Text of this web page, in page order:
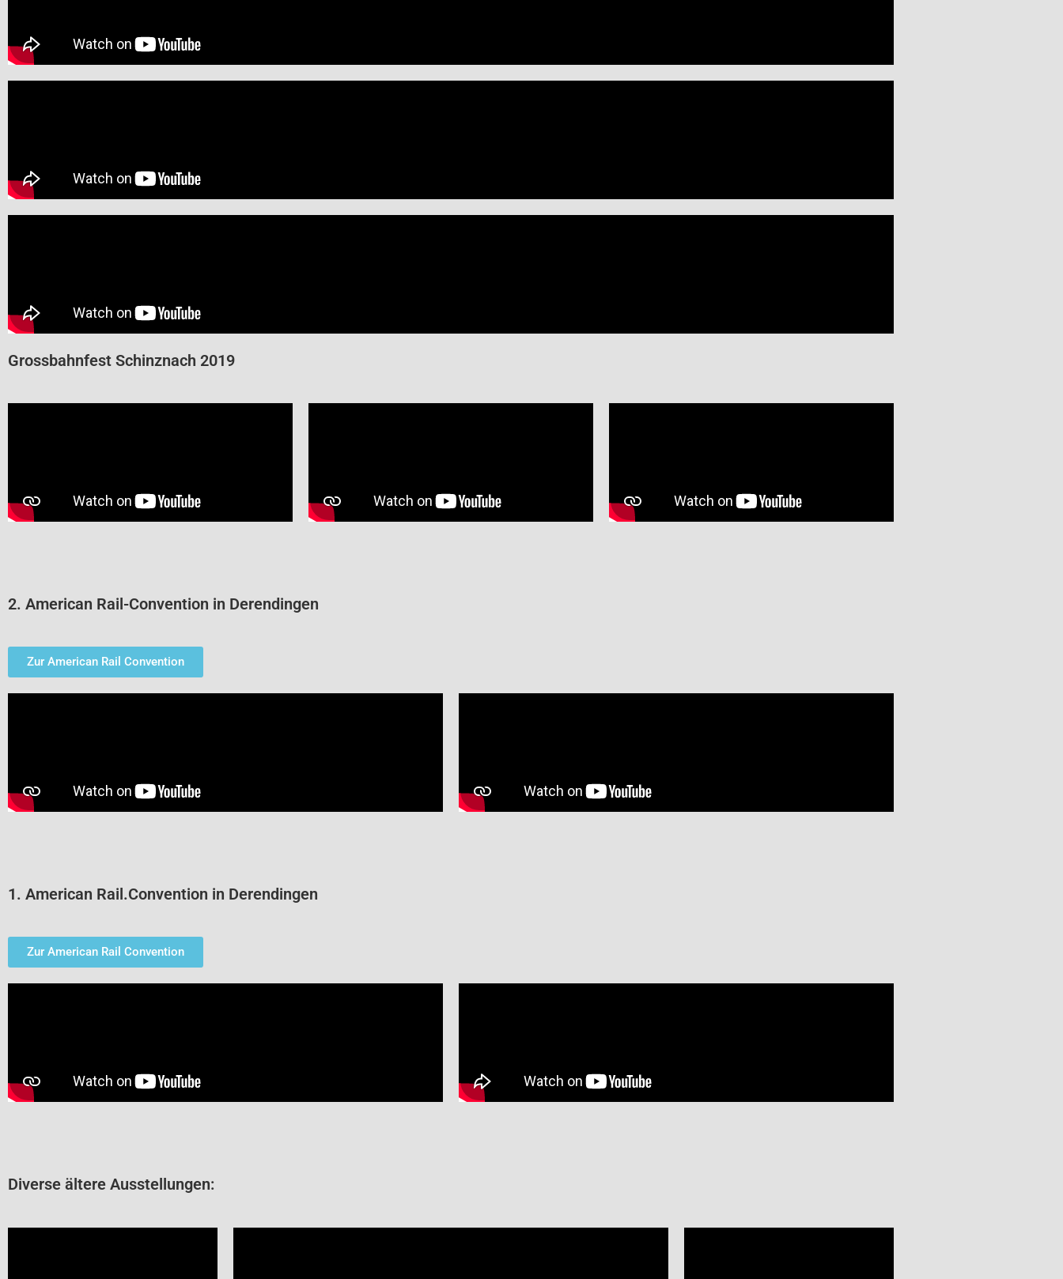
Grossbahnfest Schinznach 2019
2. American Rail-Convention in Derendingen
Zur American Rail Convention
1. American Rail.Convention in Derendingen
Zur American Rail Convention
Diverse ältere Ausstellungen: